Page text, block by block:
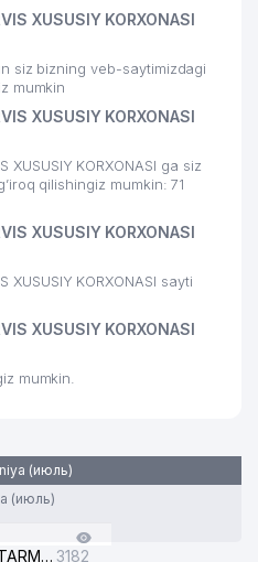
ISHLAB
MChJ
176 м
MChJ
MChJ
XUSUSIY KORXONASI
siz bizning veb-saytimizdagi
mumkin
XUSUSIY KORXONASI
XUSUSIY KORXONASI ga siz
qilishingiz mumkin: 71
XUSUSIY KORXONASI
XUSUSIY KORXONASI sayti
XUSUSIY KORXONASI
mumkin.
(июль)
(июль)
YASHNOBOD ELEKTR TARMOG'I NOSOZLIKLARI XIZMATI 3182